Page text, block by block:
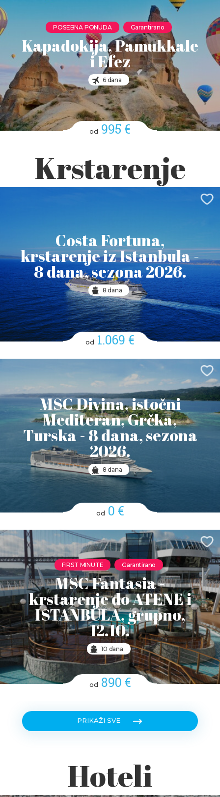
POSEBNA PONUDA Garantirano
Kapadokija, Pamukkale
i Efez
6 dana
od 995 €
Krstarenje
Costa Fortuna,
krstarenje iz Istanbula -
8 dana, sezona 2026.
8 dana
od 1.069 €
MSC Divina, istočni
Mediteran, Grčka,
Turska - 8 dana, sezona
2026.
8 dana
od 0 €
FIRST MINUTE Garantirano
MSC Fantasia -
krstarenje do ATENE i
ISTANBULA, grupno,
12.10.
10 dana
od 890 €
PRIKAŽI SVE
Hoteli